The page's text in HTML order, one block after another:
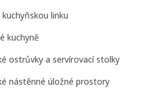
kuchyňskou linku
kuchyně
ostrůvky a servírovací stolky
nástěnné úložné prostory